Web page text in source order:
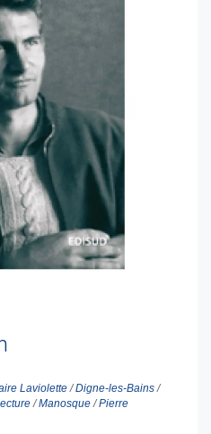
Laviolette/Digne-les-Bains/
/Manosque/Pierre